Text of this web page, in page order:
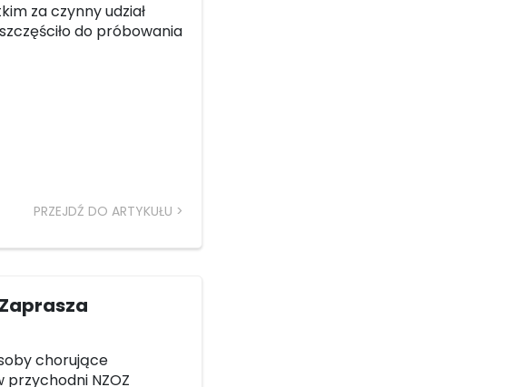
za czynny udział
do próbowania
PRZEJDŹ DO ARTYKUŁU
chorujące
NZOZ